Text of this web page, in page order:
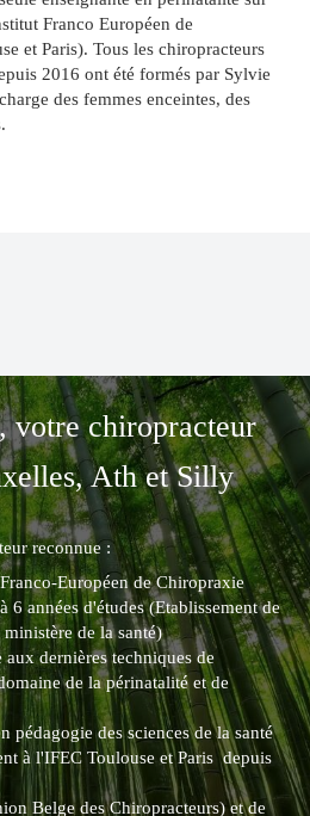
Franco Européen de
et Paris). Tous les chiropracteurs
2016 ont été formés par Sylvie
des femmes enceintes, des
votre chiropracteur
Ath et Silly
reconnue :
Européen de Chiropraxie
6 années d'études (Etablissement de
de la santé)
dernières techniques de
de la périnatalité et de
pédagogie des sciences de la santé
à l'IFEC Toulouse et Paris depuis
Belge des Chiropracteurs) et de